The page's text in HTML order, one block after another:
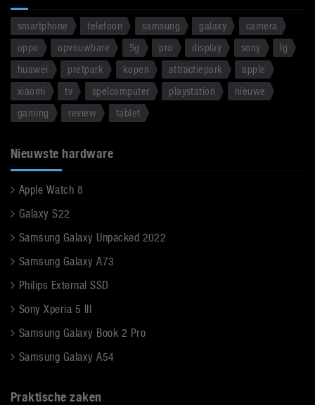
smartphone telefoon samsung galaxy
camera
oppo
opvouwbare 5g pro display sony
lg
huawei
pretpark kopen attractiepark
apple
xiaomi
tv spelcomputer playstation
nieuwe
gaming
review tablet
Nieuwste hardware
Apple Watch 8
Galaxy S22
Samsung Galaxy Unpacked 2022
Samsung Galaxy A73
Philips External SSD
Sony Xperia 5 III
Samsung Galaxy Book 2 Pro
Samsung Galaxy A54
Praktische zaken